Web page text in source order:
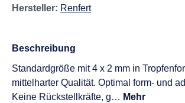
Hersteller: Renfert
Beschreibung
Standardgröße mit 4 x 2 mm in
mittelharter Qualität. Optimal form- und
Keine Rückstellkräfte, g… Mehr